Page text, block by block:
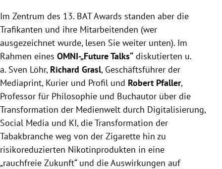
Im Zentrum des 13. BAT Awards standen aber die
Trafikanten und ihre Mitarbeitenden (wer
ausgezeichnet wurde, lesen Sie weiter unten). Im
Rahmen eines OMNI-„Future Talks“ diskutierten u.
a. Sven Löhr, Richard Grasl, Geschäftsführer der
Mediaprint, Kurier und Profil und Robert Pfaller,
Professor für Philosophie und Buchautor über die
Transformation der Medienwelt durch Digitalisierung,
Social Media und KI, die Transformation der
Tabakbranche weg von der Zigarette hin zu
risikoreduzierten Nikotinprodukten in eine
„rauchfreie Zukunft“ und die Auswirkungen auf